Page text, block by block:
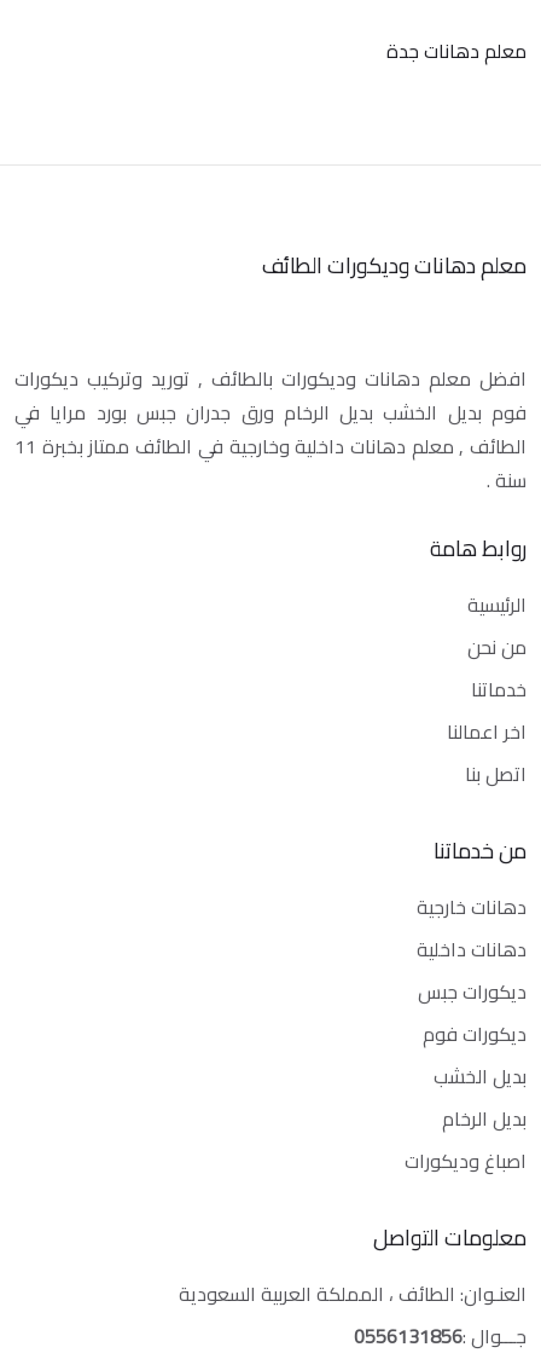
معلم دهانات جدة
معلم دهانات وديكورات الطائف
افضل معلم دهانات وديكورات بالطائف , توريد وتركيب ديكورات
فوم بديل الخشب بديل الرخام ورق جدران جبس بورد مرايا في
الطائف , معلم دهانات داخلية وخارجية في الطائف ممتاز بخبرة 11
سنة .
روابط هامة
الرئيسية
من نحن
خدماتنا
اخر اعمالنا
اتصل بنا
من خدماتنا
دهانات خارجية
دهانات داخلية
ديكورات جبس
ديكورات فوم
بديل الخشب
بديل الرخام
اصباغ وديكورات
معلومات التواصل
العنـوان: الطائف ، المملكة العربية السعودية
جـــوال :0556131856